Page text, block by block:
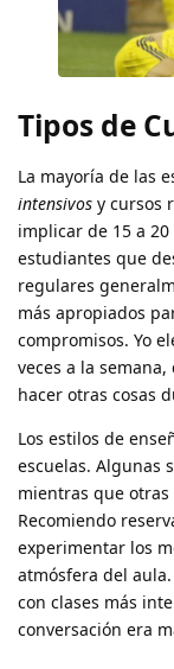
Tipos de
La mayoría de las
intensivos y cursos
implicar de 15 a
estudiantes que
regulares
más apropiados
compromisos. Yo
veces a la
hacer otras cosas
Los estilos de
escuelas. Algunas
mientras que
Recomiendo
experimentar los
atmósfera del
con clases más
conversación era